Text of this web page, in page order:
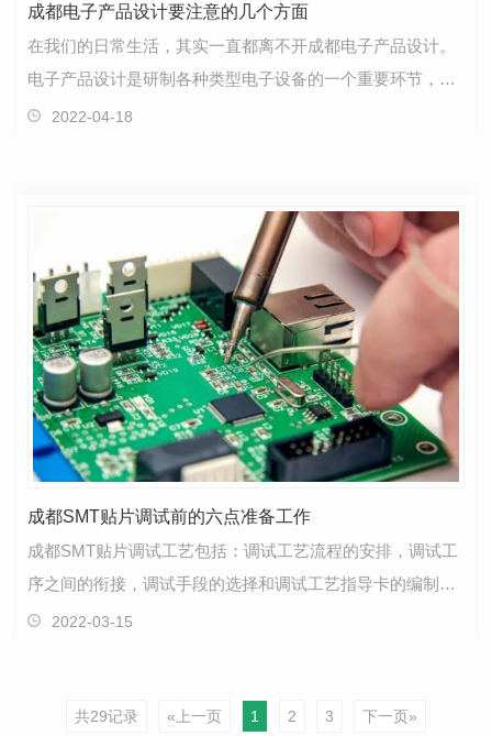
成都电子产品设计要注意的几个方面
在我们的日常生活，其实一直都离不开成都电子产品设计。
电子产品设计是研制各种类型电子设备的一个重要环节，它
对**电子设备的优良性能起着重要的作用。除了整机结…
2022-04-18
成都SMT贴片调试前的六点准备工作
成都SMT贴片调试工艺包括：调试工艺流程的安排，调试工
序之间的衔接，调试手段的选择和调试工艺指导卡的编制
等。调试工作遵循的一般规律有以下几点：先调部件，后…
2022-03-15
共29记录 «上一页 1 2 3 下一页»